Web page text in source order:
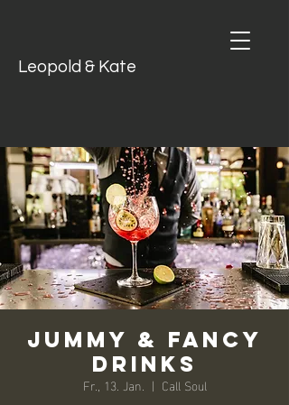
Leopold & Kate
JUMMY & FANCY
DRINKS
Fr., 13. Jan.
  |
Call Soul